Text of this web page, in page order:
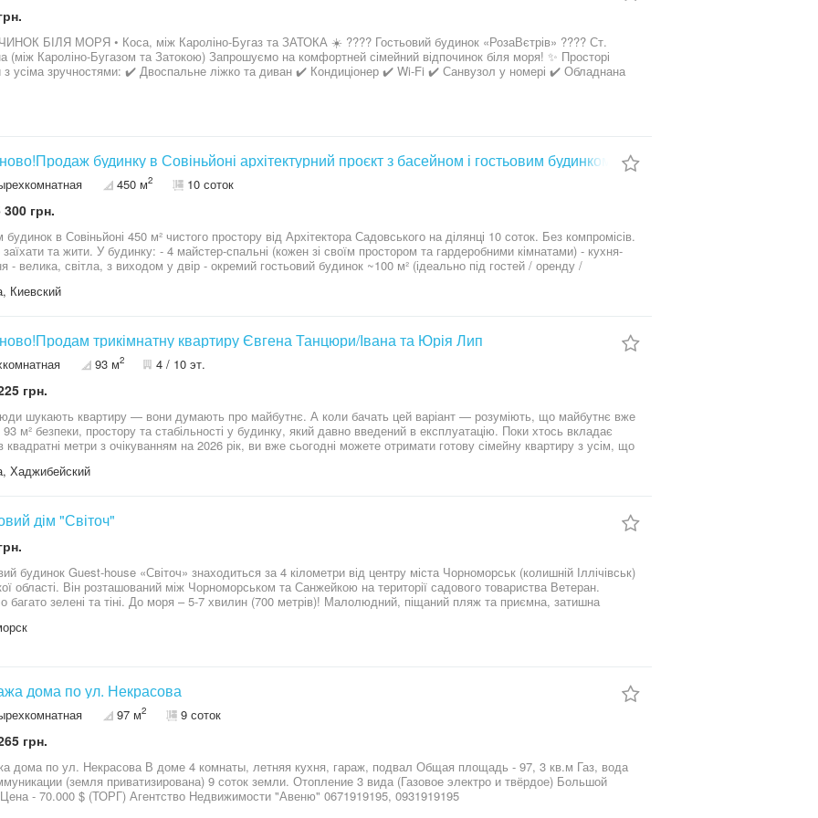
БІЛЯ МОРЯ • Коса, між Кароліно-Бугаз та ЗАТОКА ☀️ ???? Гостьовий будинок «РозаВєтрів» ???? Ст.
(між Кароліно-Бугазом та Затокою) Запрошуємо на комфортней сімейний відпочинок біля моря! ✨ Просторі
з усіма зручностями: ✔️ Двоспальне ліжко та диван ✔️ Кондиціонер ✔️ Wi-Fi ✔️ Санвузол у номері ✔️ Обладнана
???? 3-місні номери з кухнею ???? 4-місні номери з кухнею ???? 6-місний двоповерховий котедж ????
будинку в Совіньйоні архітектурний проєкт з басейном і гостьовим будинком
450 м2 10 соток
грн.
в Совіньйоні 450 м² чистого простору від Архітектора Садовського на ділянці 10 соток. Без компромісів.
та жити. У будинку: - 4 майстер-спальні (кожен зі своїм простором та гардеробними кімнатами) - кухня-
- велика, світла, з виходом у двір - окремий гостьовий будинок ~100 м² (ідеально під гостей / оренду /
все в одному стилі. Двір – як у європейських віллах: зелень, приватність, чиста естетика. Басейн - з
фітнес клуби, спа та салони краси. Школи — Fayna Centre та ліцей Ерудит. Зручна транспортна розв’язка —
№220 і трамвай №27. До моря — кілька хвилин, до міста — близько 15 хвилин. Совіньйон – це вже бренд.
безпечно. І при цьому до міста рукою подати. Торг
Киевский
трикімнатну квартиру Євгена Танцюри/Івана та Юрія Лип
93 м2 4 / 10 эт.
грн.
шукають квартиру — вони думають про майбутнє. А коли бачать цей варіант — розуміють, що майбутнє вже
93 м² безпеки, простору та стабільності у будинку, який давно введений в експлуатацію. Поки хтось вкладає
квадратні метри з очікуванням на 2026 рік, ви вже сьогодні можете отримати готову сімейну квартиру з усім, що
✔ 2 лоджії ✔ 4 поверх із 10 Для порівняння: у ЖК Аврора новобудова в цьому ж сегменті коштує дорожче, але
квадратні метри — а рівень життя. Телефонуйте. Бо такі об’єкти ринок довго не тримає.
Хаджибейский
дім "Світоч"
будинок Guest-house «Світоч» знаходиться за 4 кілометри від центру міста Чорноморськ (колишній Іллічівськ)
області. Він розташований між Чорноморськом та Санжейкою на території садового товариства Ветеран.
багато зелені та тіні. До моря – 5-7 хвилин (700 метрів)! Малолюдний, піщаний пляж та приємна, затишна
душем, туалетом, двомісне ліжко (або два одномістних) та двомісний диван, холодильник, телевізор
дома по ул. Некрасова
97 м2 9 соток
грн.
дома по ул. Некрасова В доме 4 комнаты, летняя кухня, гараж, подвал Общая площадь - 97, 3 кв.м Газ, вода
(земля приватизирована) 9 соток земли. Отопление 3 вида (Газовое электро и твёрдое) Большой
- 70.000 $ (ТОРГ) Агентство Недвижимости "Авеню" 0671919195, 0931919195